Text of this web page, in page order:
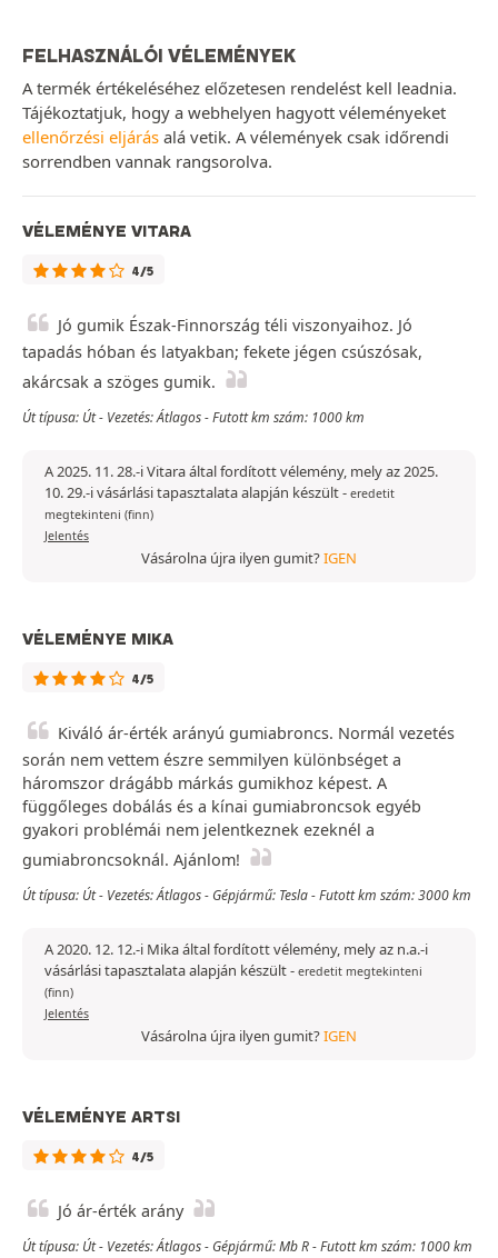
FELHASZNÁLÓI VÉLEMÉNYEK
A termék értékeléséhez előzetesen rendelést kell leadnia.
Tájékoztatjuk, hogy a webhelyen hagyott véleményeket
ellenőrzési eljárás alá vetik. A vélemények csak időrendi
sorrendben vannak rangsorolva.
VÉLEMÉNYE VITARA
4/5
Jó gumik Észak-Finnország téli viszonyaihoz. Jó
tapadás hóban és latyakban; fekete jégen csúszósak,
akárcsak a szöges gumik.
Út típusa: Út - Vezetés: Átlagos - Futott km szám: 1000 km
A 2025. 11. 28.-i Vitara által fordított vélemény, mely az 2025.
10. 29.-i vásárlási tapasztalata alapján készült- eredetit
megtekinteni (finn)
Jelentés
Vásárolna újra ilyen gumit?IGEN
VÉLEMÉNYE MIKA
4/5
Kiváló ár-érték arányú gumiabroncs. Normál vezetés
során nem vettem észre semmilyen különbséget a
háromszor drágább márkás gumikhoz képest. A
függőleges dobálás és a kínai gumiabroncsok egyéb
gyakori problémái nem jelentkeznek ezeknél a
gumiabroncsoknál. Ajánlom!
Út típusa: Út - Vezetés: Átlagos - Gépjármű: Tesla - Futott km szám: 3000 km
A 2020. 12. 12.-i Mika által fordított vélemény, mely az n.a.-i
vásárlási tapasztalata alapján készült- eredetit megtekinteni
(finn)
Jelentés
Vásárolna újra ilyen gumit?IGEN
VÉLEMÉNYE ARTSI
4/5
Jó ár-érték arány
Út típusa: Út - Vezetés: Átlagos - Gépjármű: Mb R - Futott km szám: 1000 km